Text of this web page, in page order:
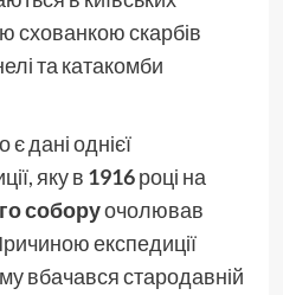
схованкою скарбів
та катакомби
дані однієї
яку в 1916році на
соборуочолював
експедиції
вбачався стародавній